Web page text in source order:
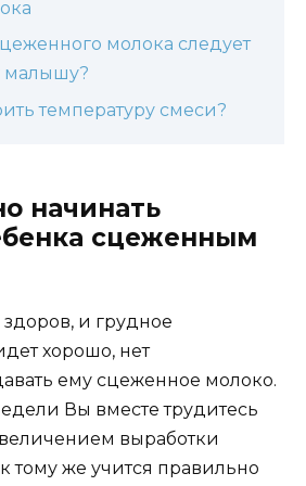
молока следует
малышу?
температуру смеси?
начинать
сцеженным
и грудное
хорошо, нет
ему сцеженное молоко.
Вы вместе трудитесь
выработки
тому же учится правильно